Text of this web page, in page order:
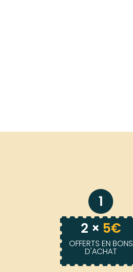
1
2 × 5€
OFFERTS EN BONS
D'ACHAT